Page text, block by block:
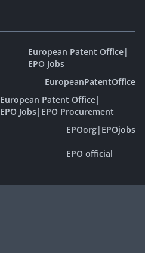
European Patent Office|
EPO Jobs
EuropeanPatentOffice
European Patent Office|
EPO Jobs| EPO Procurement
EPOorg| EPOjobs
EPO official